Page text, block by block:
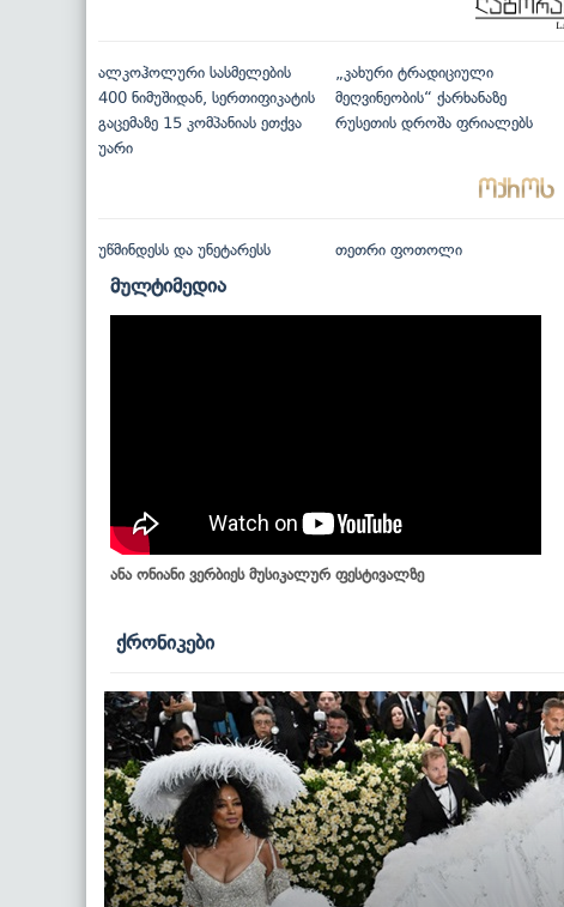
ალკოჰოლური სასმელების
400 ნიმუშიდან, სერთიფიკატის
გაცემაზე 15 კომპანიას ეთქვა
უარი
„კახური ტრადიციული
მეღვინეობის“ ქარხანაზე
რუსეთის დროშა ფრიალებს
უწმინდესს და უნეტარესს თეთრი ფოთოლი
მულტიმედია
ანა ონიანი ვერბიეს მუსიკალურ ფესტივალზე
ქრონიკები